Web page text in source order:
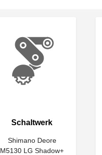
Schaltwerk
Shimano Deore
M5130 LG Shadow+